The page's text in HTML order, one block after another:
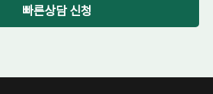
빠른상담 신청